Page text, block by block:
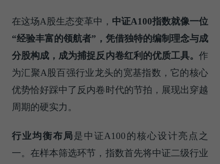
在这场A股生态变革中， 中证A100指数就像一位
“经验丰富的领航者”，凭借独特的编制理念与成
分股构成，成为捕捉反内卷红利的优质工具。作
为汇聚A股百强行业龙头的宽基指数，它的核心
优势恰好踩中了反内卷时代的节拍，展现出穿越
周期的硬实力。
行业均衡布局是中证A100的核心设计亮点之
一。在样本筛选环节，指数首先将中证二级行业